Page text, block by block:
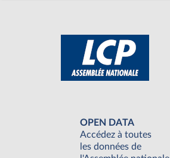
OPEN DATA
Accédez à toutes
les données de